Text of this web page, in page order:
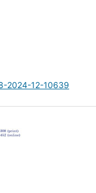
2024-12-10639